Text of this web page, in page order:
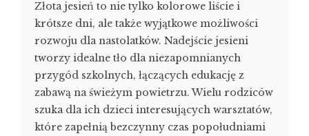
Złota jesień to nie tylko kolorowe liście i
krótsze dni, ale także wyjątkowe możliwości
rozwoju dla nastolatków. Nadejście jesieni
tworzy idealne tło dla niezapomnianych
przygód szkolnych, łączących edukację z
zabawą na świeżym powietrzu. Wielu rodziców
szuka dla ich dzieci interesujących warsztatów,
które zapełnią bezczynny czas popołudniami